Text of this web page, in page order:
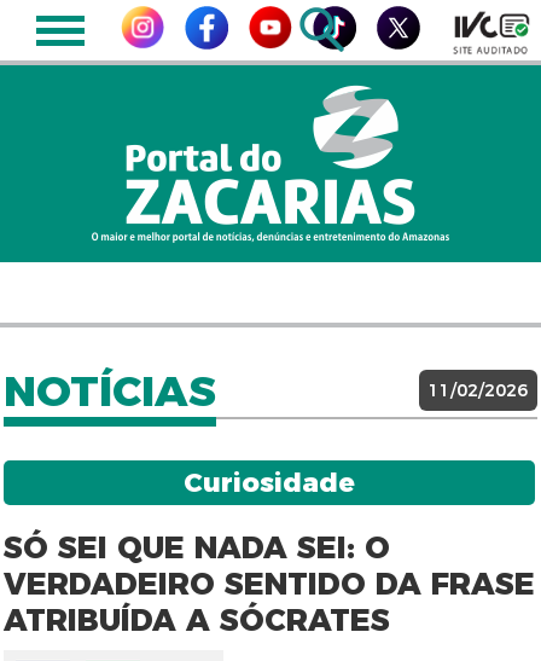
NOTÍCIAS 11/02/2026
Curiosidade
SÓ SEI QUE NADA SEI: O
VERDADEIRO SENTIDO DA FRASE
ATRIBUÍDA A SÓCRATES